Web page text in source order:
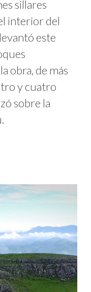
sillares
interior del
este
obra, de más
y cuatro
sobre la